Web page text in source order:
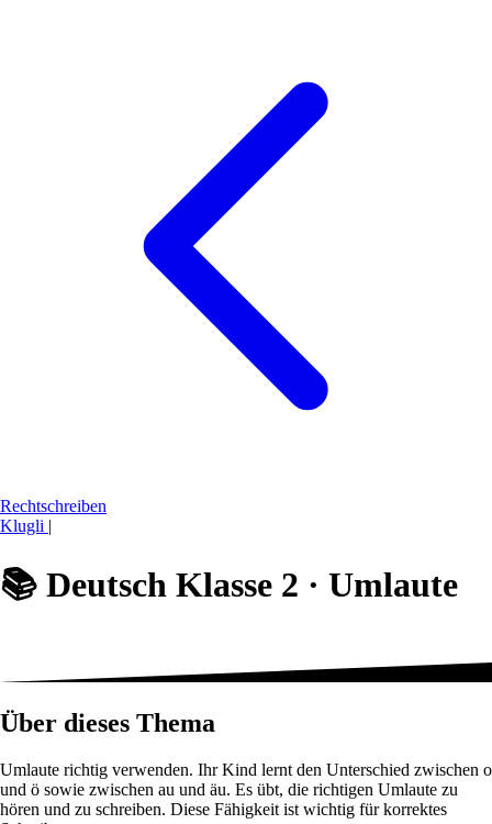
Rechtschreiben
Klugli |
📚 Deutsch Klasse 2 · Umlaute
Über dieses Thema
Umlaute richtig verwenden. Ihr Kind lernt den Unterschied zwischen o
und ö sowie zwischen au und äu. Es übt, die richtigen Umlaute zu
hören und zu schreiben. Diese Fähigkeit ist wichtig für korrektes